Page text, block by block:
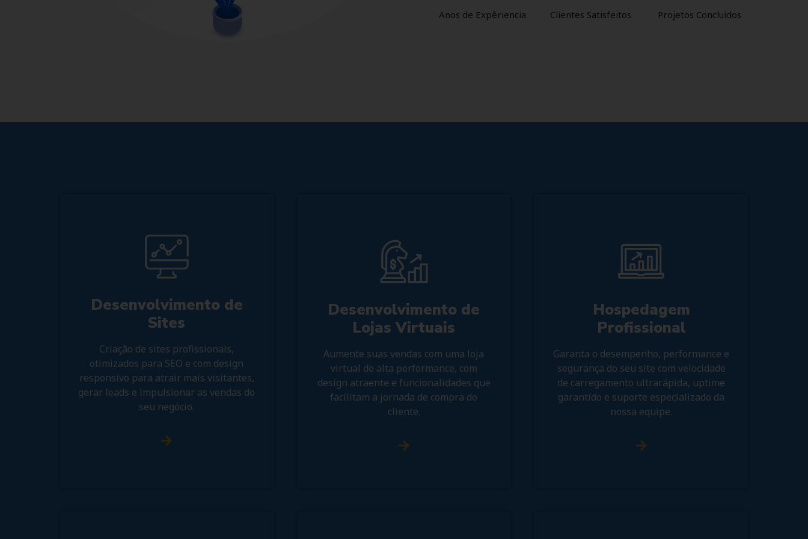
Anos de Expêriencia Clientes Satisfeitos Projetos Concluídos
Desenvolvimento de
Sites
Criação de sites profissionais,
otimizados para SEO e com design
responsivo para atrair mais visitantes,
gerar leads e impulsionar as vendas do
seu negócio.
Desenvolvimento de
Lojas Virtuais
Aumente suas vendas com uma loja
virtual de alta performance, com
design atraente e funcionalidades que
facilitam a jornada de compra do
cliente.
Hospedagem
Profissional
Garanta o desempenho, performance e
segurança do seu site com velocidade
de carregamento ultrarápida, uptime
garantido e suporte especializado da
nossa equipe.